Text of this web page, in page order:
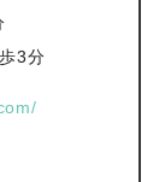
3分